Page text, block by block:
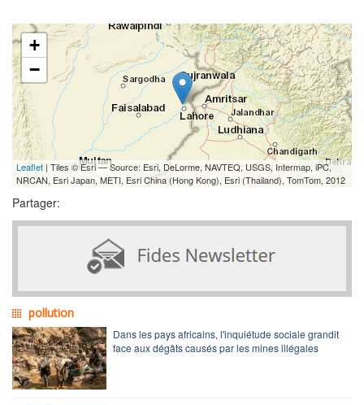
+
−
Leaflet | Tiles © Esri — Source: Esri, DeLorme, NAVTEQ, USGS, Intermap, iPC,
NRCAN, Esri Japan, METI, Esri China (Hong Kong), Esri (Thailand), TomTom, 2012
Partager:
pollution
Dans les pays africains, l'inquiétude sociale grandit
face aux dégâts causés par les mines illégales